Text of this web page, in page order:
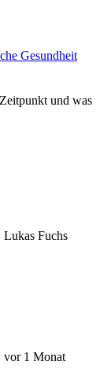
Gesundheit
und was
Lukas Fuchs
vor 1 Monat